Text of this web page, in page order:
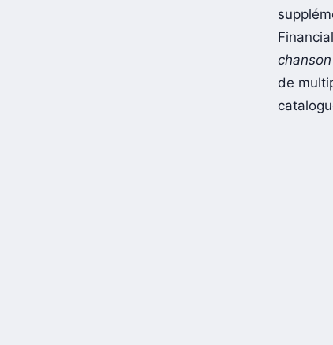
chanson
de